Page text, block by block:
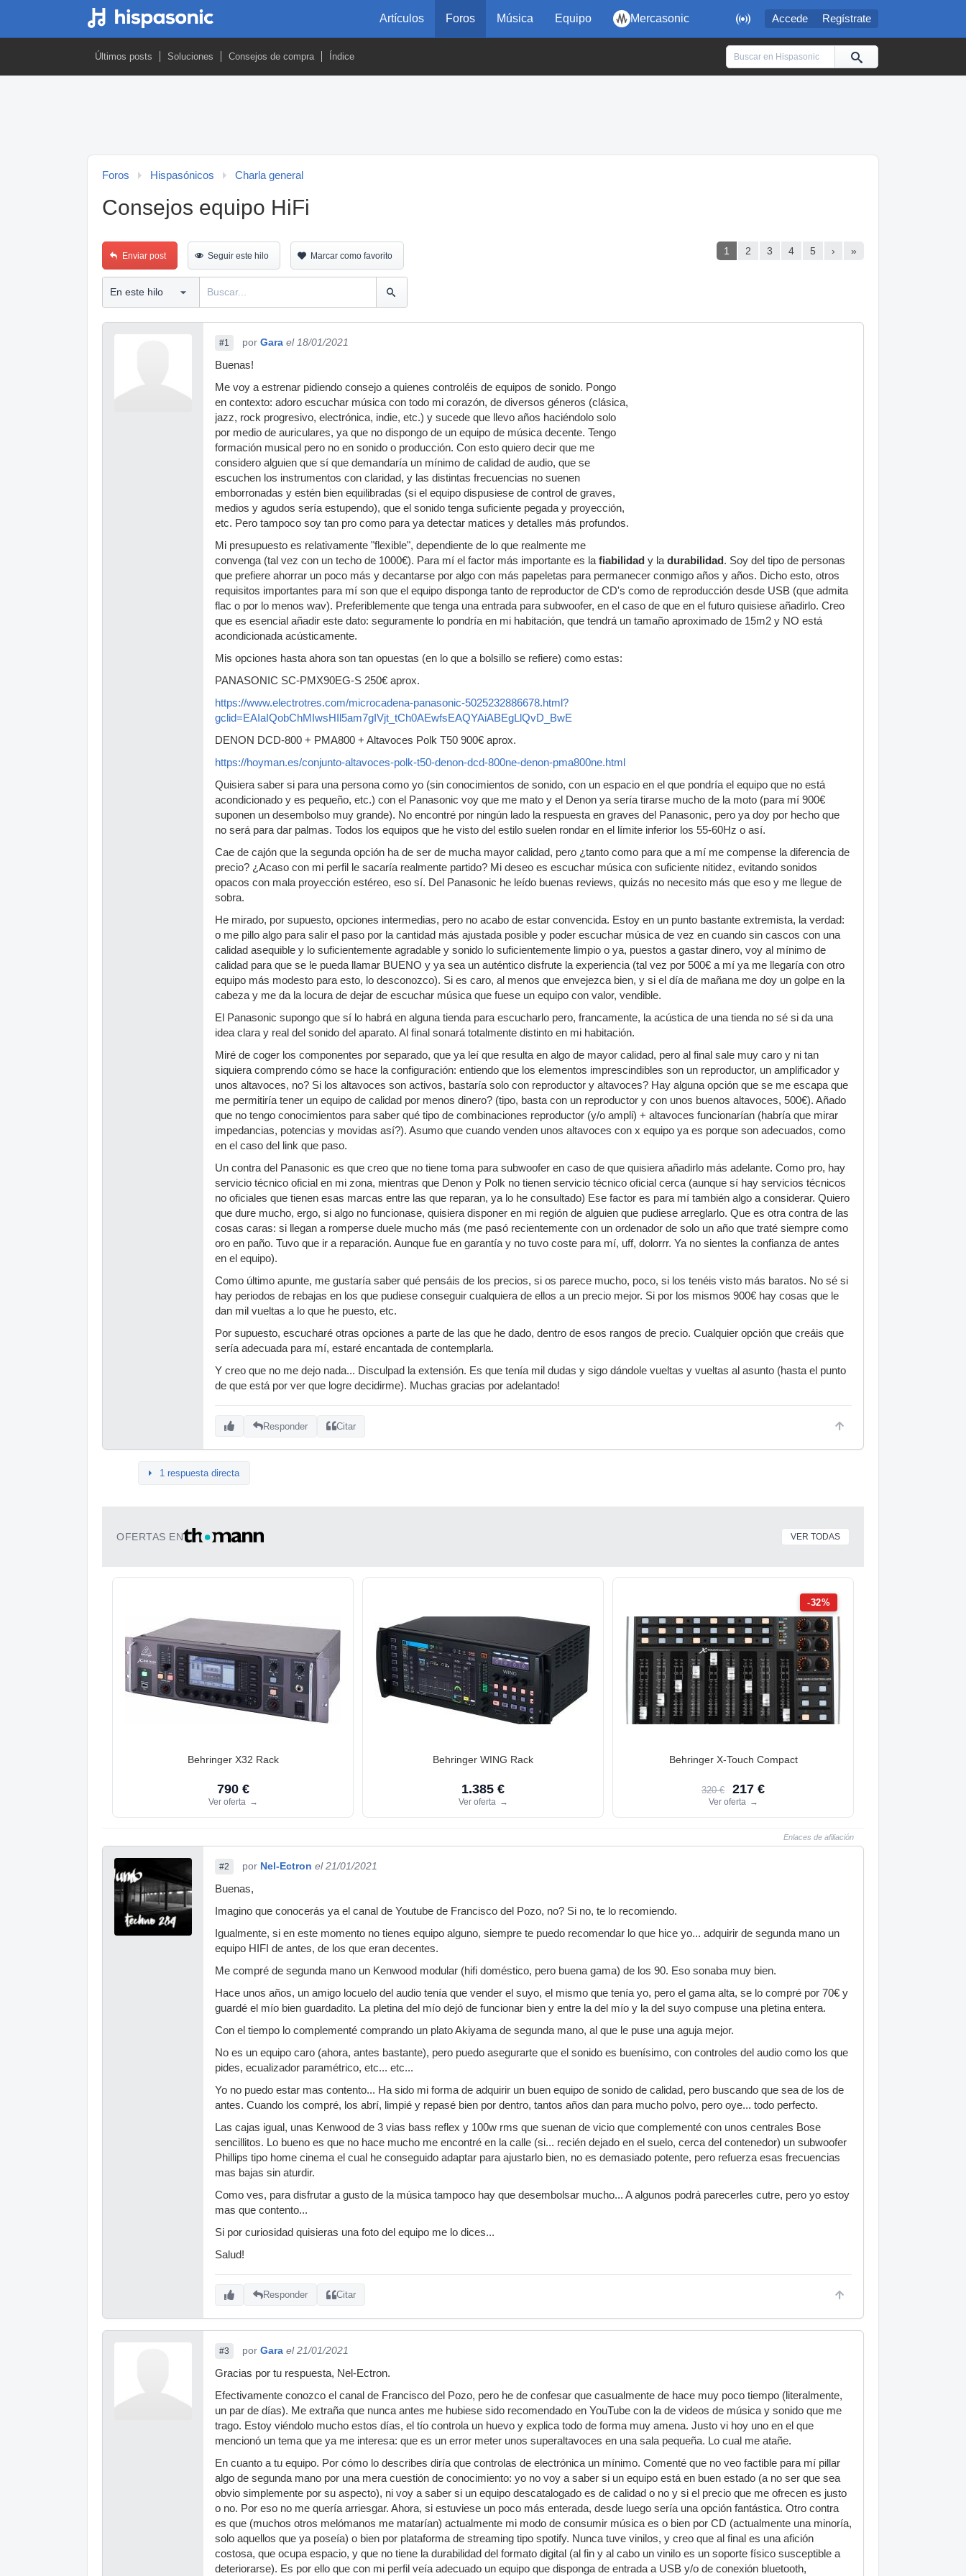
 Accede Regístrate
Artículos Foros Música Equipo Mercasonic
Últimos posts Soluciones Consejos de compra Índice
Foros Hispasónicos Charla general
Consejos equipo HiFi
1 2 3 4 5 › »
Enviar post Seguir este hilo Marcar como favorito
#1 por Gara el 18/01/2021
Buenas!
Me voy a estrenar pidiendo consejo a quienes controléis de equipos de sonido. Pongo
en contexto: adoro escuchar música con todo mi corazón, de diversos géneros (clásica,
jazz, rock progresivo, electrónica, indie, etc.) y sucede que llevo años haciéndolo solo
por medio de auriculares, ya que no dispongo de un equipo de música decente. Tengo
formación musical pero no en sonido o producción. Con esto quiero decir que me
considero alguien que sí que demandaría un mínimo de calidad de audio, que se
escuchen los instrumentos con claridad, y las distintas frecuencias no suenen
emborronadas y estén bien equilibradas (si el equipo dispusiese de control de graves,
medios y agudos sería estupendo), que el sonido tenga suficiente pegada y proyección,
etc. Pero tampoco soy tan pro como para ya detectar matices y detalles más profundos.
Mi presupuesto es relativamente "flexible", dependiente de lo que realmente me
convenga (tal vez con un techo de 1000€). Para mí el factor más importante es la fiabilidad y la durabilidad . Soy del tipo de personas
que prefiere ahorrar un poco más y decantarse por algo con más papeletas para permanecer conmigo años y años. Dicho esto, otros
requisitos importantes para mí son que el equipo disponga tanto de reproductor de CD's como de reproducción desde USB (que admita
flac o por lo menos wav). Preferiblemente que tenga una entrada para subwoofer, en el caso de que en el futuro quisiese añadirlo. Creo
que es esencial añadir este dato: seguramente lo pondría en mi habitación, que tendrá un tamaño aproximado de 15m2 y NO está
acondicionada acústicamente.
Mis opciones hasta ahora son tan opuestas (en lo que a bolsillo se refiere) como estas:
PANASONIC SC-PMX90EG-S 250€ aprox.
https://www.electrotres.com/microcadena-panasonic-5025232886678.html?
gclid=EAIaIQobChMIwsHIl5am7gIVjt_tCh0AEwfsEAQYAiABEgLlQvD_BwE
DENON DCD-800 + PMA800 + Altavoces Polk T50 900€ aprox.
https://hoyman.es/conjunto-altavoces-polk-t50-denon-dcd-800ne-denon-pma800ne.html
Quisiera saber si para una persona como yo (sin conocimientos de sonido, con un espacio en el que pondría el equipo que no está
acondicionado y es pequeño, etc.) con el Panasonic voy que me mato y el Denon ya sería tirarse mucho de la moto (para mí 900€
suponen un desembolso muy grande). No encontré por ningún lado la respuesta en graves del Panasonic, pero ya doy por hecho que
no será para dar palmas. Todos los equipos que he visto del estilo suelen rondar en el límite inferior los 55-60Hz o así.
Cae de cajón que la segunda opción ha de ser de mucha mayor calidad, pero ¿tanto como para que a mí me compense la diferencia de
precio? ¿Acaso con mi perfil le sacaría realmente partido? Mi deseo es escuchar música con suficiente nitidez, evitando sonidos
opacos con mala proyección estéreo, eso sí. Del Panasonic he leído buenas reviews, quizás no necesito más que eso y me llegue de
sobra.
He mirado, por supuesto, opciones intermedias, pero no acabo de estar convencida. Estoy en un punto bastante extremista, la verdad:
o me pillo algo para salir el paso por la cantidad más ajustada posible y poder escuchar música de vez en cuando sin cascos con una
calidad asequible y lo suficientemente agradable y sonido lo suficientemente limpio o ya, puestos a gastar dinero, voy al mínimo de
calidad para que se le pueda llamar BUENO y ya sea un auténtico disfrute la experiencia (tal vez por 500€ a mí ya me llegaría con otro
equipo más modesto para esto, lo desconozco). Si es caro, al menos que envejezca bien, y si el día de mañana me doy un golpe en la
cabeza y me da la locura de dejar de escuchar música que fuese un equipo con valor, vendible.
El Panasonic supongo que sí lo habrá en alguna tienda para escucharlo pero, francamente, la acústica de una tienda no sé si da una
idea clara y real del sonido del aparato. Al final sonará totalmente distinto en mi habitación.
Miré de coger los componentes por separado, que ya leí que resulta en algo de mayor calidad, pero al final sale muy caro y ni tan
siquiera comprendo cómo se hace la configuración: entiendo que los elementos imprescindibles son un reproductor, un amplificador y
unos altavoces, no? Si los altavoces son activos, bastaría solo con reproductor y altavoces? Hay alguna opción que se me escapa que
me permitiría tener un equipo de calidad por menos dinero? (tipo, basta con un reproductor y con unos buenos altavoces, 500€). Añado
que no tengo conocimientos para saber qué tipo de combinaciones reproductor (y/o ampli) + altavoces funcionarían (habría que mirar
impedancias, potencias y movidas así?). Asumo que cuando venden unos altavoces con x equipo ya es porque son adecuados, como
en el caso del link que paso.
Un contra del Panasonic es que creo que no tiene toma para subwoofer en caso de que quisiera añadirlo más adelante. Como pro, hay
servicio técnico oficial en mi zona, mientras que Denon y Polk no tienen servicio técnico oficial cerca (aunque sí hay servicios técnicos
no oficiales que tienen esas marcas entre las que reparan, ya lo he consultado) Ese factor es para mí también algo a considerar. Quiero
que dure mucho, ergo, si algo no funcionase, quisiera disponer en mi región de alguien que pudiese arreglarlo. Que es otra contra de las
cosas caras: si llegan a romperse duele mucho más (me pasó recientemente con un ordenador de solo un año que traté siempre como
oro en paño. Tuvo que ir a reparación. Aunque fue en garantía y no tuvo coste para mí, uff, dolorrr. Ya no sientes la confianza de antes
en el equipo).
Como último apunte, me gustaría saber qué pensáis de los precios, si os parece mucho, poco, si los tenéis visto más baratos. No sé si
hay periodos de rebajas en los que pudiese conseguir cualquiera de ellos a un precio mejor. Si por los mismos 900€ hay cosas que le
dan mil vueltas a lo que he puesto, etc.
Por supuesto, escucharé otras opciones a parte de las que he dado, dentro de esos rangos de precio. Cualquier opción que creáis que
sería adecuada para mí, estaré encantada de contemplarla.
Y creo que no me dejo nada... Disculpad la extensión. Es que tenía mil dudas y sigo dándole vueltas y vueltas al asunto (hasta el punto
de que está por ver que logre decidirme). Muchas gracias por adelantado!
Responder Citar
1 respuesta directa
OFERTAS EN VER TODAS
Behringer X32 Rack
790 €
Ver oferta →
Behringer WING Rack
1.385 €
Ver oferta →
-32%
Behringer X-Touch Compact
320 € 217 €
Ver oferta →
Enlaces de afiliación
#2 por Nel-Ectron el 21/01/2021
Buenas,
Imagino que conocerás ya el canal de Youtube de Francisco del Pozo, no? Si no, te lo recomiendo.
Igualmente, si en este momento no tienes equipo alguno, siempre te puedo recomendar lo que hice yo... adquirir de segunda mano un
equipo HIFI de antes, de los que eran decentes.
Me compré de segunda mano un Kenwood modular (hifi doméstico, pero buena gama) de los 90. Eso sonaba muy bien.
Hace unos años, un amigo locuelo del audio tenía que vender el suyo, el mismo que tenía yo, pero el gama alta, se lo compré por 70€ y
guardé el mío bien guardadito. La pletina del mío dejó de funcionar bien y entre la del mío y la del suyo compuse una pletina entera.
Con el tiempo lo complementé comprando un plato Akiyama de segunda mano, al que le puse una aguja mejor.
No es un equipo caro (ahora, antes bastante), pero puedo asegurarte que el sonido es buenísimo, con controles del audio como los que
pides, ecualizador paramétrico, etc... etc...
Yo no puedo estar mas contento... Ha sido mi forma de adquirir un buen equipo de sonido de calidad, pero buscando que sea de los de
antes. Cuando los compré, los abrí, limpié y repasé bien por dentro, tantos años dan para mucho polvo, pero oye... todo perfecto.
Las cajas igual, unas Kenwood de 3 vias bass reflex y 100w rms que suenan de vicio que complementé con unos centrales Bose
sencillitos. Lo bueno es que no hace mucho me encontré en la calle (si... recién dejado en el suelo, cerca del contenedor) un subwoofer
Phillips tipo home cinema el cual he conseguido adaptar para ajustarlo bien, no es demasiado potente, pero refuerza esas frecuencias
mas bajas sin aturdir.
Como ves, para disfrutar a gusto de la música tampoco hay que desembolsar mucho... A algunos podrá parecerles cutre, pero yo estoy
mas que contento...
Si por curiosidad quisieras una foto del equipo me lo dices...
Salud!
Responder Citar
#3 por Gara el 21/01/2021
Gracias por tu respuesta, Nel-Ectron.
Efectivamente conozco el canal de Francisco del Pozo, pero he de confesar que casualmente de hace muy poco tiempo (literalmente,
un par de días). Me extraña que nunca antes me hubiese sido recomendado en YouTube con la de videos de música y sonido que me
trago. Estoy viéndolo mucho estos días, el tío controla un huevo y explica todo de forma muy amena. Justo vi hoy uno en el que
mencionó un tema que ya me interesa: que es un error meter unos superaltavoces en una sala pequeña. Lo cual me atañe.
En cuanto a tu equipo. Por cómo lo describes diría que controlas de electrónica un mínimo. Comenté que no veo factible para mí pillar
algo de segunda mano por una mera cuestión de conocimiento: yo no voy a saber si un equipo está en buen estado (a no ser que sea
obvio simplemente por su aspecto), ni voy a saber si un equipo descatalogado es de calidad o no y si el precio que me ofrecen es justo
o no. Por eso no me quería arriesgar. Ahora, si estuviese un poco más enterada, desde luego sería una opción fantástica. Otro contra
es que (muchos otros melómanos me matarían) actualmente mi modo de consumir música es o bien por CD (actualmente una minoría,
solo aquellos que ya poseía) o bien por plataforma de streaming tipo spotify. Nunca tuve vinilos, y creo que al final es una afición
costosa, que ocupa espacio, y que no tiene la durabilidad del formato digital (al fin y al cabo un vinilo es un soporte físico susceptible a
deteriorarse). Es por ello que con mi perfil veía adecuado un equipo que disponga de entrada a USB y/o de conexión bluetooth,